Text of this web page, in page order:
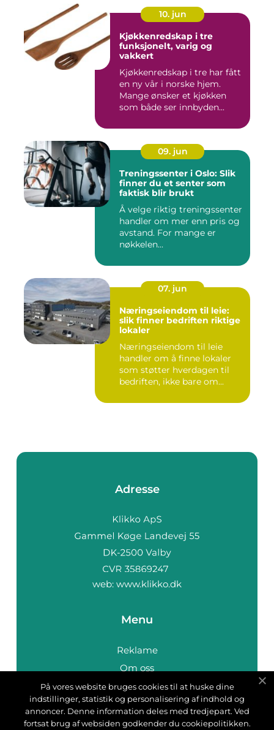
10. jun
Kjøkkenredskap i tre
funksjonelt, varig og
vakkert
Kjøkkenredskap i tre har fått
en ny vår i norske hjem.
Mange ønsker et kjøkken
som både ser innbyden...
09. jun
Treningssenter i Oslo: Slik
finner du et senter som
faktisk blir brukt
Å velge riktig treningssenter
handler om mer enn pris og
avstand. For mange er
nøkkelen...
07. jun
Næringseiendom til leie:
slik finner bedriften riktige
lokaler
Næringseiendom til leie
handler om å finne lokaler
som støtter hverdagen til
bedriften, ikke bare om...
Adresse
web: www.klikko.dk
Menu
Reklame
Om oss
Cookies
Kontakt Oss
Sitemap
På vores website bruges cookies til at huske dine
indstillinger, statistik og personalisering af indhold og
annoncer. Denne information deles med tredjepart. Ved
fortsat brug af websiden godkender du cookiepolitikken.